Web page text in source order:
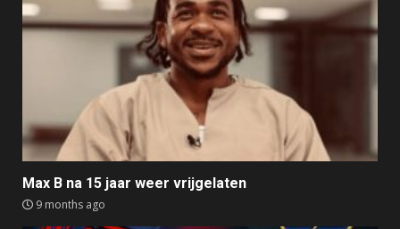
Max B na 15 jaar weer vrijgelaten
9 months ago